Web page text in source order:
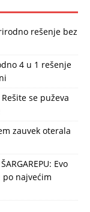
rešenje bez
4 u 1 rešenje
se puževa
zauvek oterala
Evo
najvećim